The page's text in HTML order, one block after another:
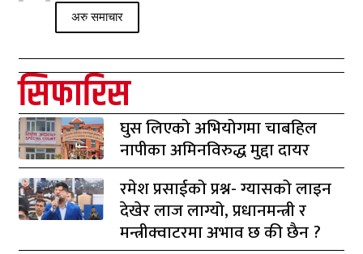
अरु समाचार
सिफारिस
घुस लिएको अभियोगमा चाबहिल
नापीका अमिनविरुद्ध मुद्दा दायर
रमेश प्रसाईको प्रश्न- ग्यासको लाइन
देखेर लाज लाग्यो, प्रधानमन्त्री र
मन्त्रीक्वाटरमा अभाव छ की छैन ?